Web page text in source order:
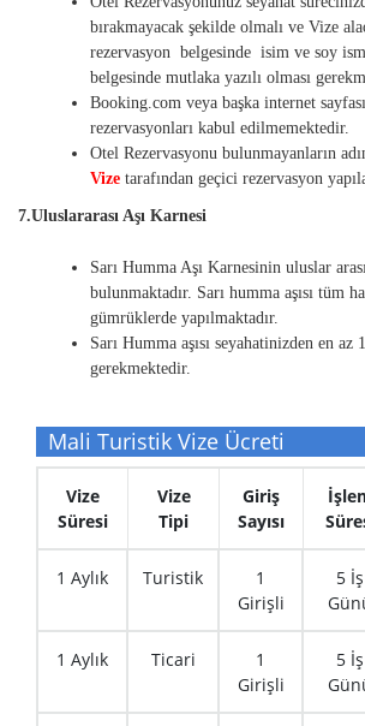
bırakmayacak şekilde olmalı ve Vize
rezervasyon belgesinde isim ve soy
belgesinde mutlaka yazılı olması
Booking.com veya başka internet
rezervasyonları kabul edilmemektedir.
Otel Rezervasyonu bulunmayanların
Vize tarafından geçici rezervasyon
7.Uluslararası Aşı Karnesi
Sarı Humma Aşı Karnesinin uluslar
bulunmaktadır. Sarı humma aşısı tüm
gümrüklerde yapılmaktadır.
Sarı Humma aşısı seyahatinizden en az
gerekmektedir.
Mali Turistik Vize Ücreti
Vize
Süresi
Vize
Tipi
Giriş
Sayısı
1 Aylık Turistik
1
Girişli
5 İş
1 Aylık Ticari
1
Girişli
5 İş